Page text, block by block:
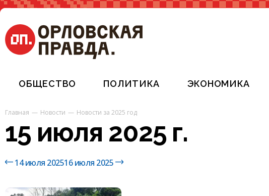
ОБЩЕСТВО ПОЛИТИКА ЭКОНОМИКА
Главная Новости Новости за 2025 год
15 июля 2025 г.
14 июля 202516 июля 2025